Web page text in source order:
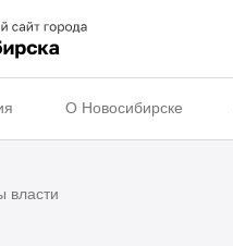
О Новосибирске
власти